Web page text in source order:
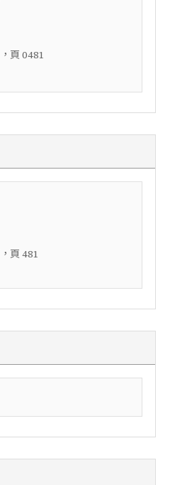
，頁 0481
，頁 481